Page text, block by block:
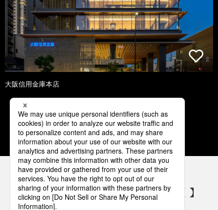
大阪信用金庫本店
1 2 3 4 5
パナソニックの電気設備 SNSアカウント